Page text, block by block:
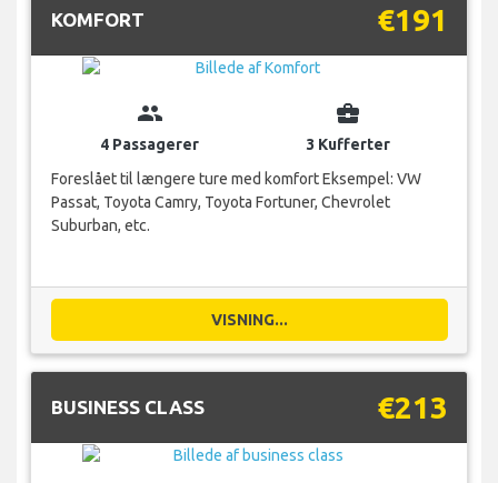
KOMFORT €191
group
4 Passagerer
business_center
3 Kufferter
Foreslået til længere ture med komfort Eksempel: VW
Passat, Toyota Camry, Toyota Fortuner, Chevrolet
Suburban, etc.
VISNING...
BUSINESS CLASS €213